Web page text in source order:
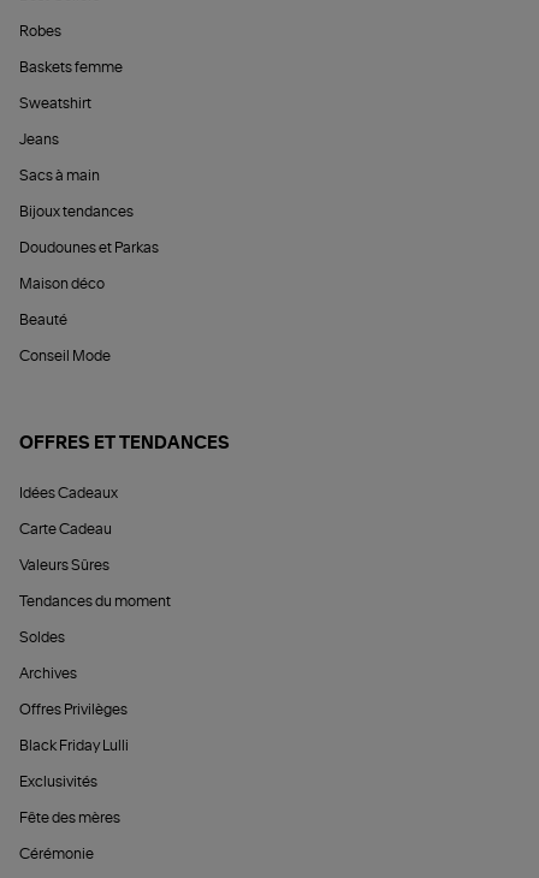
Robes
Baskets femme
Sweatshirt
Jeans
Sacs à main
Bijoux tendances
Doudounes et Parkas
Maison déco
Beauté
Conseil Mode
OFFRES ET TENDANCES
Idées Cadeaux
Carte Cadeau
Valeurs Sûres
Tendances du moment
Soldes
Archives
Offres Privilèges
Black Friday Lulli
Exclusivités
Fête des mères
Cérémonie